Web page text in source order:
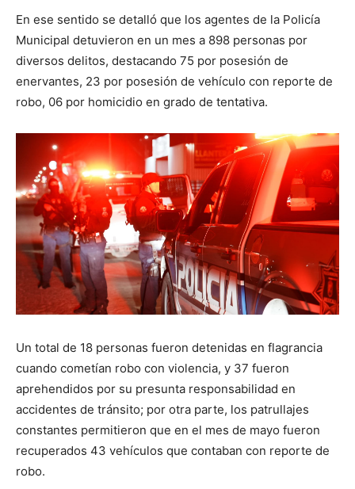
En ese sentido se detalló que los agentes de la Policía
Municipal detuvieron en un mes a 898 personas por
diversos delitos, destacando 75 por posesión de
enervantes, 23 por posesión de vehículo con reporte de
robo, 06 por homicidio en grado de tentativa.
Un total de 18 personas fueron detenidas en flagrancia
cuando cometían robo con violencia, y 37 fueron
aprehendidos por su presunta responsabilidad en
accidentes de tránsito; por otra parte, los patrullajes
constantes permitieron que en el mes de mayo fueron
recuperados 43 vehículos que contaban con reporte de
robo.